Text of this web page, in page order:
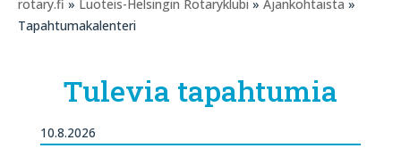
rotary.fi » Luoteis-Helsingin Rotaryklubi » Ajankohtaista »
Tapahtumakalenteri
Tulevia tapahtumia
10.8.2026